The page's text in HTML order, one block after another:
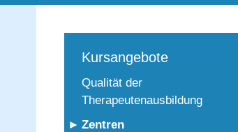
Kursangebote
Qualität der
Therapeutenausbildung
Zentren